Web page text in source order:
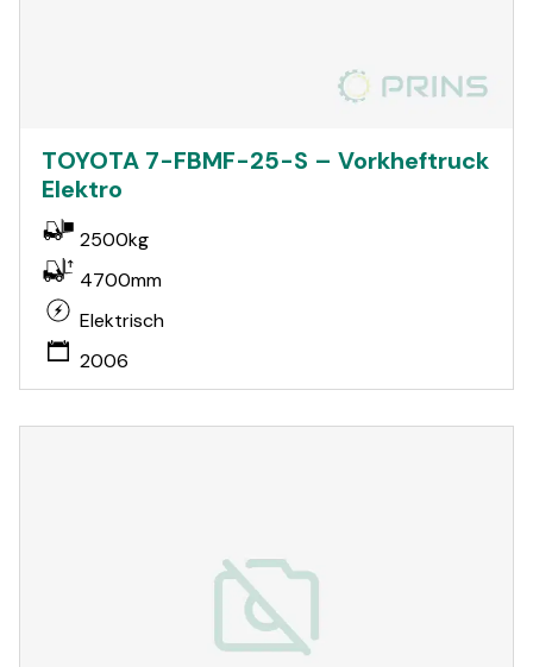
TOYOTA 7-FBMF-25-S – Vorkheftruck
Elektro
2500kg
4700mm
Elektrisch
2006